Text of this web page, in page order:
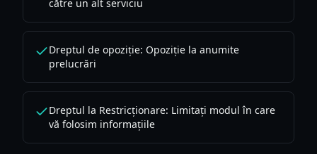
către un alt serviciu
Dreptul de opoziție: Opoziție la anumite
prelucrări
Dreptul la Restricționare: Limitați modul în care
vă folosim informațiile